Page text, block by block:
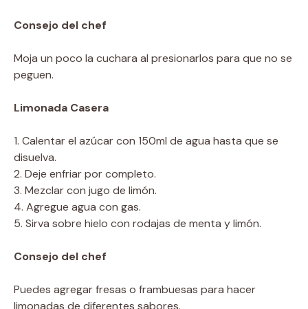
Consejo del chef
Moja un poco la cuchara al presionarlos para que no se
peguen.
Limonada Casera
1. Calentar el azúcar con 150ml de agua hasta que se
disuelva.
2. Deje enfriar por completo.
3. Mezclar con jugo de limón.
4. Agregue agua con gas.
5. Sirva sobre hielo con rodajas de menta y limón.
Consejo del chef
Puedes agregar fresas o frambuesas para hacer
limonadas de diferentes sabores.